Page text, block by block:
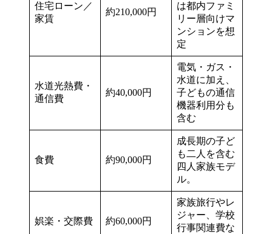
住宅ローン／
家賃
約210,000円
は都内ファミ
リー層向けマ
ンションを想
定
水道光熱費・
通信費
約40,000円
電気・ガス・
水道に加え、
子どもの通信
機器利用分も
含む
食費 約90,000円
成長期の子ど
も二人を含む
四人家族モデ
ル。
娯楽・交際費 約60,000円
家族旅行やレ
ジャー、学校
行事関連費な